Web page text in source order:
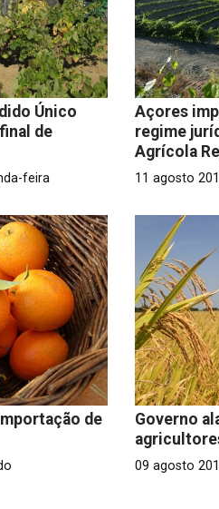
Único
de
feira
Açores
regime
Agrícola
11 agosto
de
Governo
09 agosto